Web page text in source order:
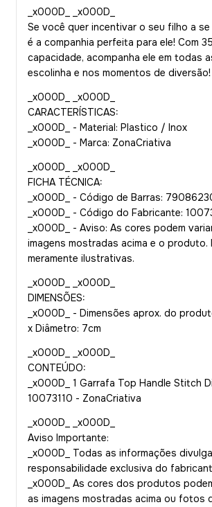
_x000D_ _x000D_
Se você quer incentivar o seu filho a
é a companhia perfeita para ele! Com
capacidade, acompanha ele em todas
escolinha e nos momentos de diversão!
_x000D_ _x000D_
CARACTERÍSTICAS:
_x000D_ - Material: Plastico / Inox
_x000D_ - Marca: ZonaCriativa
_x000D_ _x000D_
FICHA TÉCNICA:
_x000D_ - Código de Barras:
_x000D_ - Código do Fabricante:
_x000D_ - Aviso: As cores podem
imagens mostradas acima e o produto.
meramente ilustrativas.
_x000D_ _x000D_
DIMENSÕES:
_x000D_ - Dimensões aprox. do
x Diâmetro: 7cm
_x000D_ _x000D_
CONTEÚDO:
_x000D_ 1 Garrafa Top Handle Stitch
10073110 - ZonaCriativa
_x000D_ _x000D_
Aviso Importante:
_x000D_ Todas as informações
responsabilidade exclusiva do
_x000D_ As cores dos produtos
as imagens mostradas acima ou fotos